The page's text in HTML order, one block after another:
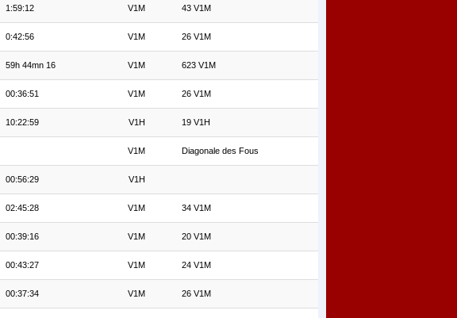
1:59:12 V1M 43 V1M
0:42:56 V1M 26 V1M
59h 44mn 16 V1M 623 V1M
00:36:51 V1M 26 V1M
10:22:59 V1H 19 V1H
V1M Diagonale des Fous
00:56:29 V1H
02:45:28 V1M 34 V1M
00:39:16 V1M 20 V1M
00:43:27 V1M 24 V1M
00:37:34 V1M 26 V1M